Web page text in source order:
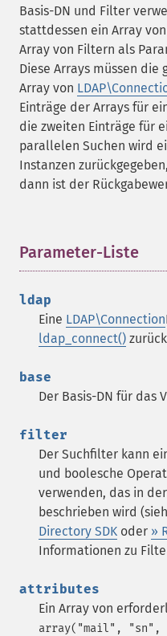
Basis-DN und Filter
stattdessen ein Array
Array von Filtern als
Diese Arrays müssen die
Array von
Einträge der Arrays für
die zweiten Einträge für
parallelen Suchen wird
Instanzen
dann ist der
Parameter-Liste
ldap
Eine LDAP\Connection
ldap_connect()
base
Der Basis-DN für das
filter
Der Suchfilter kann
und boolesche
verwenden, das in
beschrieben wird
Directory SDK oder »
Informationen zu
attributes
Ein Array von
array("mail", "sn",